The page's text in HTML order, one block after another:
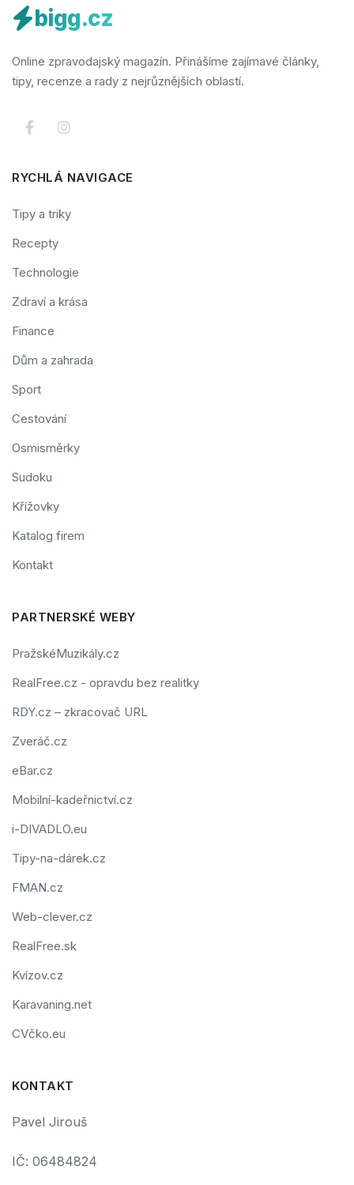
bigg.cz
Online zpravodajský magazín. Přinášíme zajímavé články,
tipy, recenze a rady z nejrůznějších oblastí.
RYCHLÁ NAVIGACE
Tipy a triky
Recepty
Technologie
Zdraví a krása
Finance
Dům a zahrada
Sport
Cestování
Osmisměrky
Sudoku
Křížovky
Katalog firem
Kontakt
PARTNERSKÉ WEBY
PražskéMuzikály.cz
RealFree.cz - opravdu bez realitky
RDY.cz – zkracovač URL
Zveráč.cz
eBar.cz
Mobilní-kadeřnictví.cz
i-DIVADLO.eu
Tipy-na-dárek.cz
FMAN.cz
Web-clever.cz
RealFree.sk
Kvízov.cz
Karavaning.net
CVčko.eu
KONTAKT
Pavel Jirouš
IČ: 06484824